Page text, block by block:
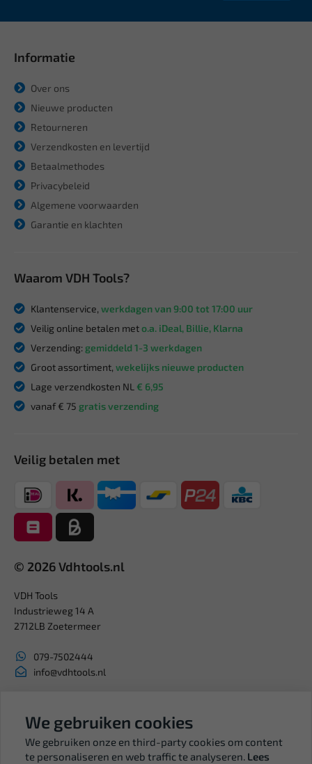
Informatie
Over ons
Nieuwe producten
Retourneren
Verzendkosten en levertijd
Betaalmethodes
Privacybeleid
Algemene voorwaarden
Garantie en klachten
Waarom VDH Tools?
Klantenservice, werkdagen van 9:00 tot 17:00 uur
Veilig online betalen meto.a. iDeal, Billie, Klarna
Verzending: gemiddeld 1-3 werkdagen
Groot assortiment, wekelijks nieuwe producten
Lage verzendkosten NL € 6,95
vanaf € 75 gratis verzending
Veilig betalen met
© 2026 Vdhtools.nl
VDH Tools
Industrieweg 14 A
2712LB Zoetermeer
079-7502444
info@vdhtools.nl
BTW: NL819958657B01
We gebruiken cookies
We gebruiken onze en third-party cookies om content
te personaliseren en web traffic te analyseren. Lees